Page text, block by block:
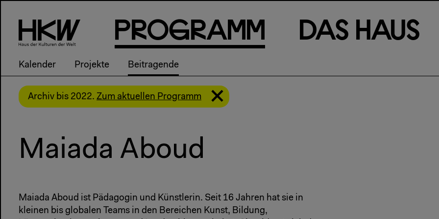
PRog Ram m
Kalender Projekte Beitragende
Das Haus
Archiv bis 2022. Zum aktuellen Programm
Maiada Aboud
Maiada Aboud ist Pädagogin und Künstlerin. Seit 16 Jahren hat sie in
kleinen bis globalen Teams in den Bereichen Kunst, Bildung,